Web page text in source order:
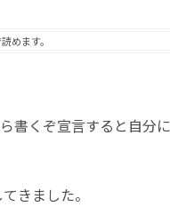
めます。
くぞ宣言すると自分
きました。